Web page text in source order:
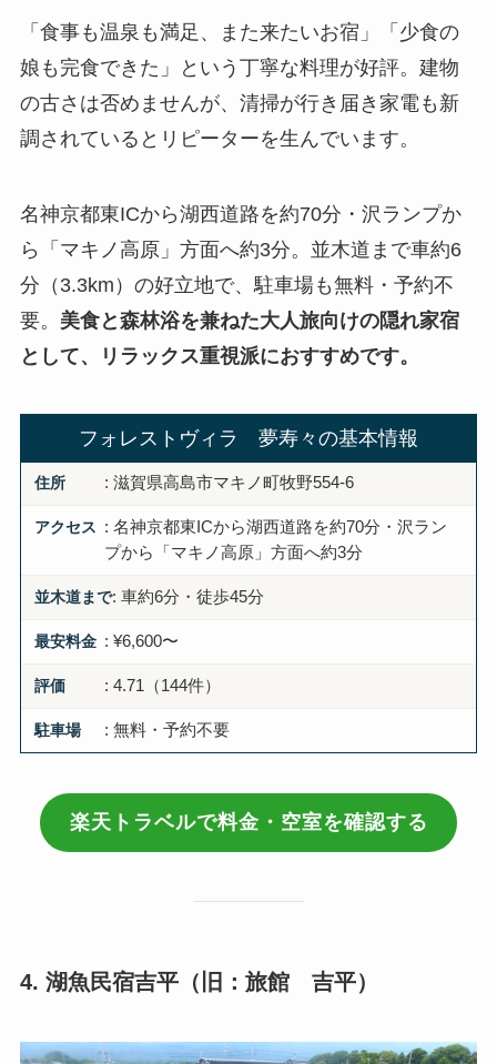
「食事も温泉も満足、また来たいお宿」「少食の
娘も完食できた」という丁寧な料理が好評。建物
の古さは否めませんが、清掃が行き届き家電も新
調されているとリピーターを生んでいます。
名神京都東ICから湖西道路を約70分・沢ランプか
ら「マキノ高原」方面へ約3分。並木道まで車約6
分（3.3km）の好立地で、駐車場も無料・予約不
要。 美食と森林浴を兼ねた大人旅向けの隠れ家宿
として、リラックス重視派におすすめです。
フォレストヴィラ 夢寿々の基本情報
住所 : 滋賀県高島市マキノ町牧野554-6
アクセス : 名神京都東ICから湖西道路を約70分・沢ラン
プから「マキノ高原」方面へ約3分
並木道まで: 車約6分・徒歩45分
最安料金 : ¥6,600〜
評価 : 4.71（144件）
駐車場 : 無料・予約不要
楽天トラベルで料金・空室を確認する
4. 湖魚民宿吉平（旧：旅館 吉平）